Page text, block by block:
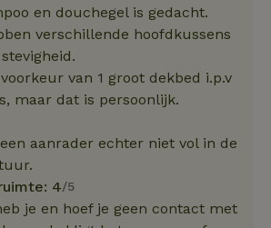
en douchegel is gedacht.
verschillende hoofdkussens
van 1 groot dekbed i.p.v
maar dat is persoonlijk.
aanrader echter niet vol in de
4/5
je en hoef je geen contact met